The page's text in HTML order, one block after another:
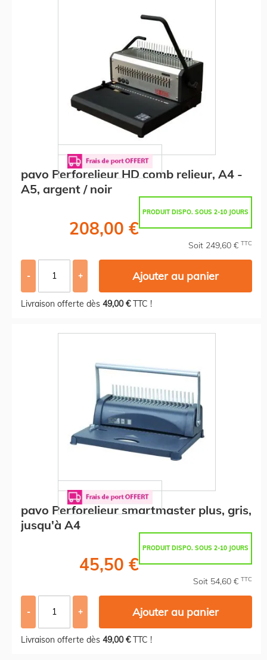
pavo Perforelieur HD comb relieur, A4 -
A5, argent / noir
PRODUIT DISPO. SOUS 2-10 JOURS
208,00 €
Soit 249,60 € TTC
- + Ajouter au panier
Livraison offerte dès 49,00 €TTC !
pavo Perforelieur smartmaster plus, gris,
jusqu'à A4
PRODUIT DISPO. SOUS 2-10 JOURS
45,50 €
Soit 54,60 € TTC
- + Ajouter au panier
Livraison offerte dès 49,00 €TTC !